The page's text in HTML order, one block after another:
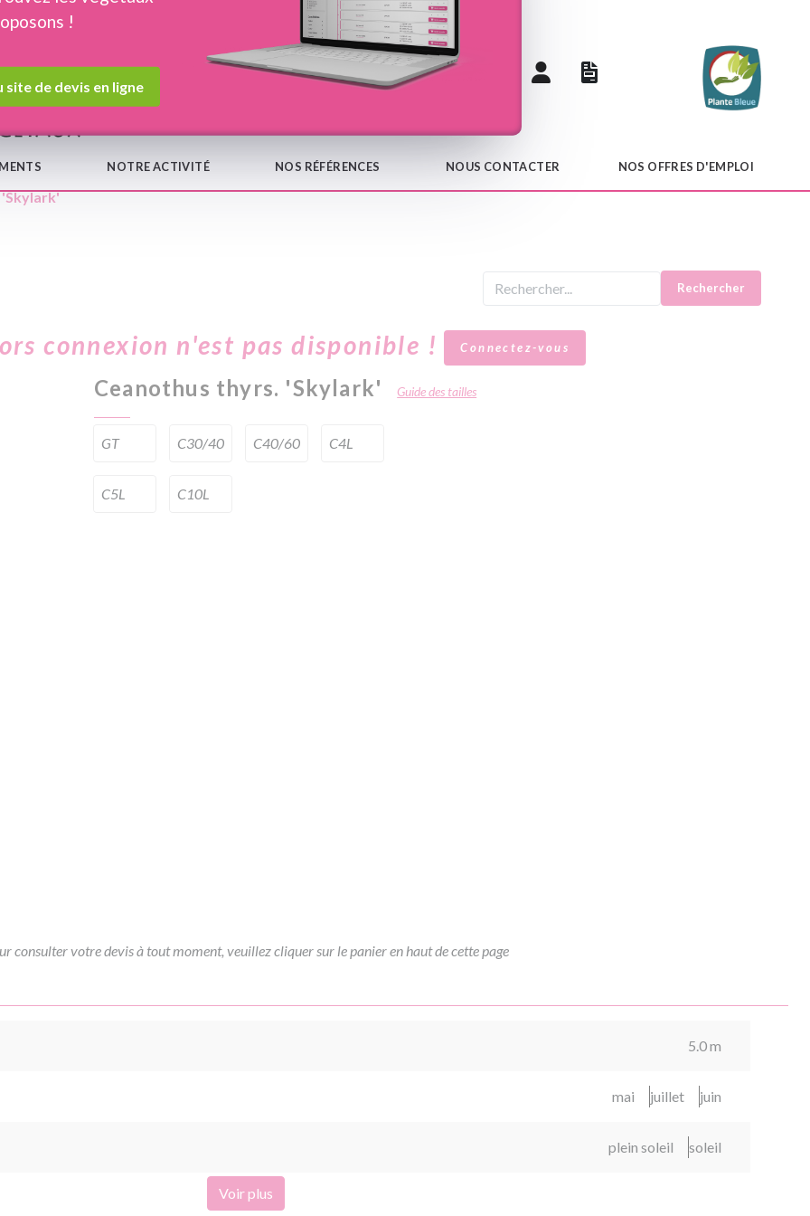
Devis en ligne Notre catalogue
NOTRE ACTIVITÉ NOS RÉFÉRENCES NOUS CONTACTER NOS OFFRES D'EMPLOI
!
site de devis en ligne
Rechercher
connexion n'est pas disponible ! Connectez-vous
Ceanothus thyrs. 'Skylark' Guide des tailles
GT C30/40 C40/60 C4L
C5L C10L
consulter votre devis à tout moment, veuillez cliquer sur le panier en haut de cette page
5.0 m
mai juillet juin
plein soleil soleil
Voir plus